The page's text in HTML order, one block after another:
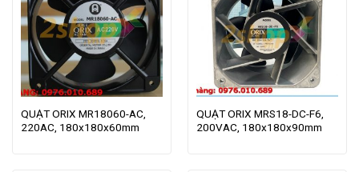
QUẠT ORIX MR18060-AC,
220AC, 180x180x60mm
QUẠT ORIX MRS18-DC-F6,
200VAC, 180x180x90mm